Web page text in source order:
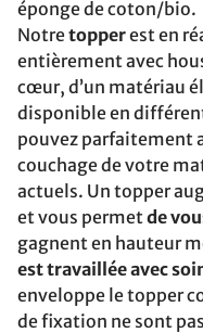
éponge de coton/bio.
Notretopperest en
entièrement avec
cœur, d’un matériau
disponible en
pouvez parfaitement
couchage de votre
actuels. Un topper
et vous permetde
gagnent en hauteur
est travaillée avec
enveloppe le topper
de fixation ne sont